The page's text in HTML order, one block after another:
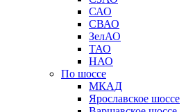
САО
СВАО
ЗелАО
ТАО
НАО
По шоссе
МКАД
Ярославское шоссе